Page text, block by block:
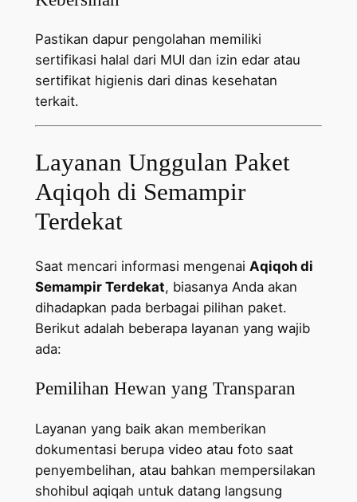
Pastikan dapur pengolahan memiliki
sertifikasi halal dari MUI dan izin edar atau
sertifikat higienis dari dinas kesehatan
terkait.
Layanan Unggulan Paket
Aqiqoh di Semampir
Terdekat
Saat mencari informasi mengenai Aqiqoh di
Semampir Terdekat, biasanya Anda akan
dihadapkan pada berbagai pilihan paket.
Berikut adalah beberapa layanan yang wajib
ada:
Pemilihan Hewan yang Transparan
Layanan yang baik akan memberikan
dokumentasi berupa video atau foto saat
penyembelihan, atau bahkan mempersilakan
shohibul aqiqah untuk datang langsung